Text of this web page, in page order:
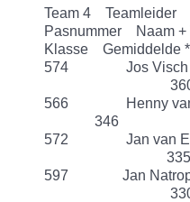
Team 4
Pasnummer
Klasse Gemiddelde
574 Jos
566 Henny
346
572 Jan
597 Jan